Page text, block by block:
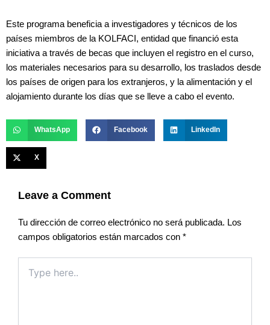
Este programa beneficia a investigadores y técnicos de los
países miembros de la KOLFACI, entidad que financió esta
iniciativa a través de becas que incluyen el registro en el curso,
los materiales necesarios para su desarrollo, los traslados desde
los países de origen para los extranjeros, y la alimentación y el
alojamiento durante los días que se lleve a cabo el evento.
WhatsApp Facebook LinkedIn
X
Leave a Comment
Tu dirección de correo electrónico no será publicada. Los
campos obligatorios están marcados con *
here..